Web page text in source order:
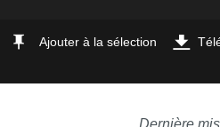
Ajouter à la sélection
Dernière